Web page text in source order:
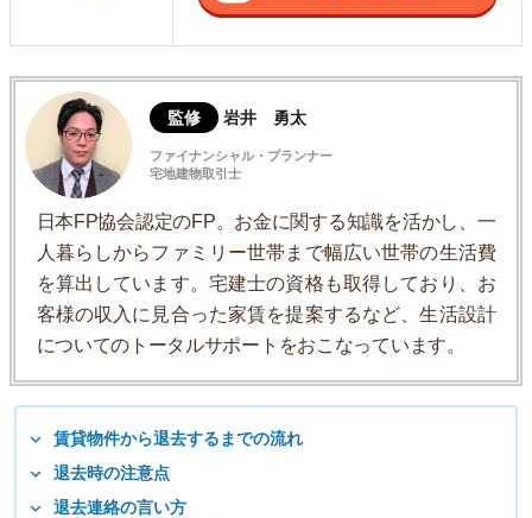
監修 岩井 勇太
ファイナンシャル・プランナー
宅地建物取引士
日本FP協会認定のFP。お金に関する知識を活かし、一
人暮らしからファミリー世帯まで幅広い世帯の生活費
を算出しています。宅建士の資格も取得しており、お
客様の収入に見合った家賃を提案するなど、生活設計
についてのトータルサポートをおこなっています。
賃貸物件から退去するまでの流れ
退去時の注意点
退去連絡の言い方